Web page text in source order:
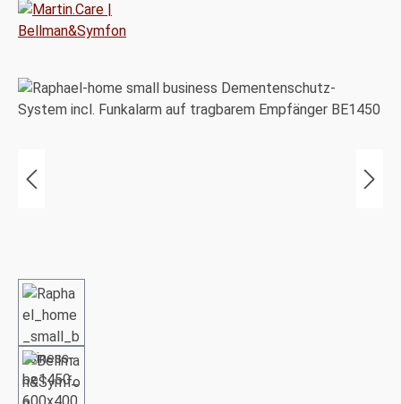
Bildergalerie überspringen